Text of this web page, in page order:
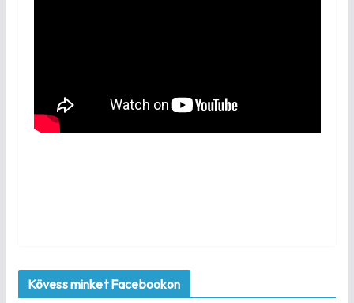
Kövess minket Facebookon